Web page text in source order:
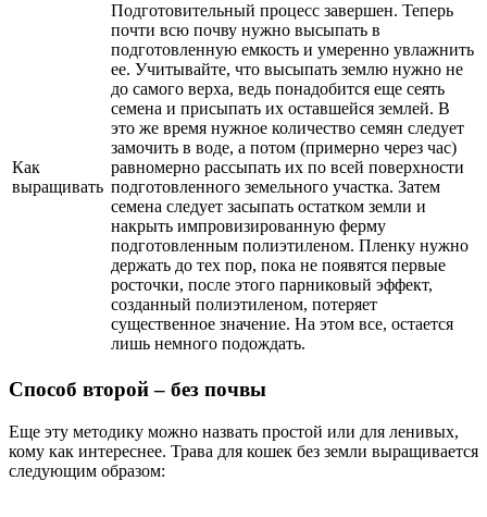
Как
выращивать
Подготовительный процесс завершен. Теперь
почти всю почву нужно высыпать в
подготовленную емкость и умеренно увлажнить
ее. Учитывайте, что высыпать землю нужно не
до самого верха, ведь понадобится еще сеять
семена и присыпать их оставшейся землей. В
это же время нужное количество семян следует
замочить в воде, а потом (примерно через час)
равномерно рассыпать их по всей поверхности
подготовленного земельного участка. Затем
семена следует засыпать остатком земли и
накрыть импровизированную ферму
подготовленным полиэтиленом. Пленку нужно
держать до тех пор, пока не появятся первые
росточки, после этого парниковый эффект,
созданный полиэтиленом, потеряет
существенное значение. На этом все, остается
лишь немного подождать.
Способ второй – без почвы
Еще эту методику можно назвать простой или для ленивых,
кому как интереснее. Трава для кошек без земли выращивается
следующим образом: